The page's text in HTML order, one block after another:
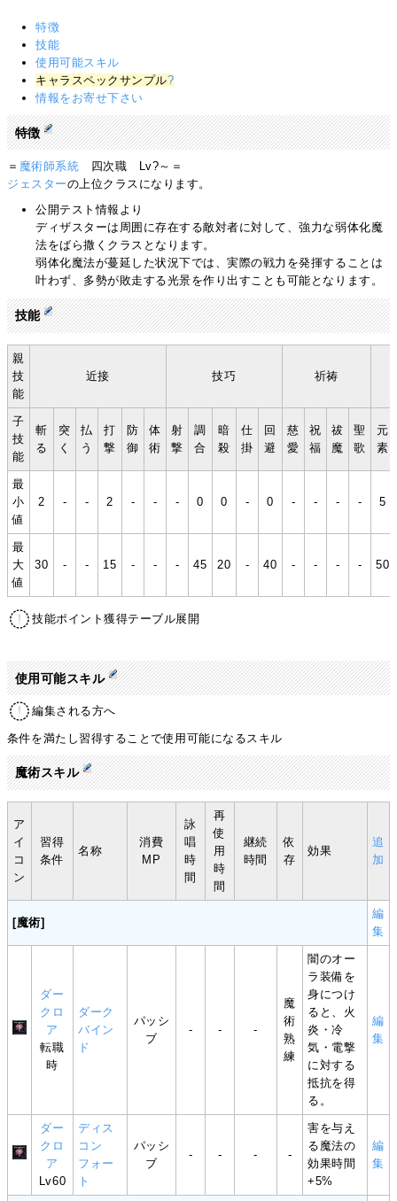
特徴
技能
使用可能スキル
キャラスペックサンプル?
情報をお寄せ下さい
特徴
＝ 魔術師系統 四次職 Lv?～＝
ジェスターの上位クラスになります。
公開テスト情報より
ディザスターは周囲に存在する敵対者に対して、強力な弱体化魔
法をばら撒くクラスとなります。
弱体化魔法が蔓延した状況下では、実際の戦力を発揮することは
叶わず、多勢が敗走する光景を作り出すことも可能となります。
技能
親
技
能
近接 技巧 祈祷
子
技
能
斬
る
突
く
払
う
打
撃
防
御
体
術
射
撃
調
合
暗
殺
仕
掛
回
避
慈
愛
祝
福
祓
魔
聖
歌
元
素
最
小
値
2 - - 2 - - - 0 0 - 0 - - - - 5
最
大
値
30 - - 15 - - - 45 20 - 40 - - - - 50
技能ポイント獲得テーブル展開
使用可能スキル
編集される方へ
条件を満たし習得することで使用可能になるスキル
魔術スキル
ア
イ
コ
ン
習得
条件
名称
消費
MP
詠
唱
時
間
再
使
用
時
間
継続
時間
依
存
効果
追
加
[魔術]
編
集
ダー
クロ
ア
転職
時
ダーク
バイン
ド
パッシ
ブ
- - -
魔
術
熟
練
闇のオー
ラ装備を
身につけ
ると、火
炎・冷
気・電撃
に対する
抵抗を得
る。
編
集
ダー
クロ
ア
Lv60
ディス
コン
フォー
ト
パッシ
ブ
- - - -
害を与え
る魔法の
効果時間
+5%
編
集